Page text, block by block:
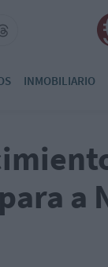
INMOBILIARIO
a